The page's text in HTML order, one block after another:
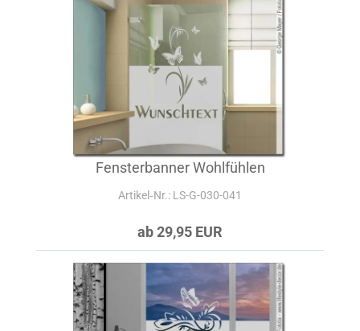
Fensterbanner Wohlfühlen
Artikel‑Nr.: LS-G-030-041
ab 29,95 EUR